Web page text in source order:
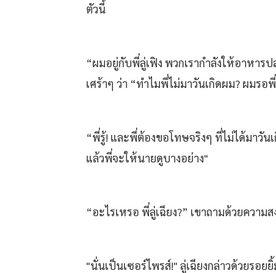
ตัวนี้
“ผมอยู่กับพี่ลู่เฟิง พวกเรากำลังให้อาหาร
เศร้าๆ ว่า “ทำไมพี่ไม่มาวันเกิดผม? ผมร
“พี่รู้! และพี่ต้องขอโทษจริงๆ ที่ไม่ได้มาวัน
แล้วพี่จะให้นายดูบางอย่าง"
“อะไรเหรอ พี่ลู่เฉียง?” เขาถามด้วยควา
"นั่นเป็นเซอร์ไพรส์!" ลู่เฉียงกล่าวด้วยรอ